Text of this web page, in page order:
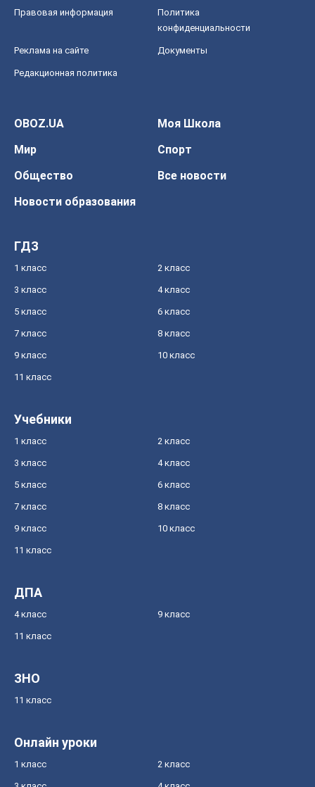
Правовая информация
Политика
конфиденциальности
Реклама на сайте Документы
Редакционная политика
OBOZ.UA
Моя Школа
Мир
Спорт
Общество
Все новости
Новости образования
ГДЗ
1 класс 2 класс
3 класс 4 класс
5 класс 6 класс
7 класс 8 класс
9 класс 10 класс
11 класс
Учебники
1 класс 2 класс
3 класс 4 класс
5 класс 6 класс
7 класс 8 класс
9 класс 10 класс
11 класс
ДПА
4 класс 9 класс
11 класс
ЗНО
11 класс
Онлайн уроки
1 класс 2 класс